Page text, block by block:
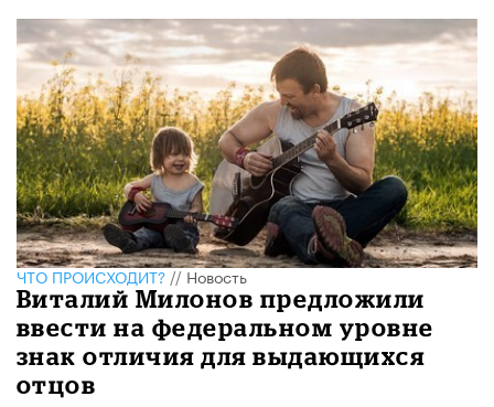
ЧТО ПРОИСХОДИТ?//Новость
Виталий Милонов предложили
ввести на федеральном уровне
знак отличия для выдающихся
отцов